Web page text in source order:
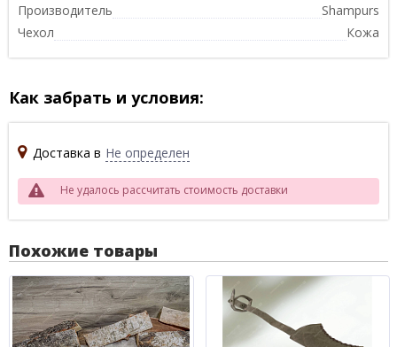
Производитель
Shampurs
Чехол
Кожа
Как забрать и условия:
Доставка в Не определен
Не удалось рассчитать стоимость доставки
Похожие товары